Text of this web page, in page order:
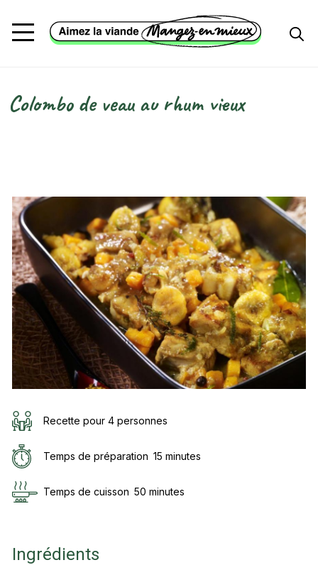
Fil d'Ariane
Colombo de veau au rhum vieux
Recette pour 4 personnes
Temps de préparation 15 minutes
Temps de cuisson 50 minutes
Ingrédients